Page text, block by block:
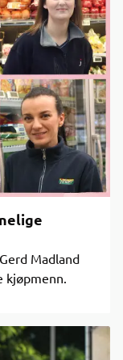
Madland
kjøpmenn.